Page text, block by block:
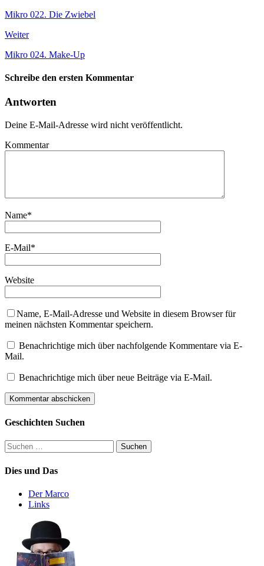
Mikro 022. Die Zwiebel
Weiter
Mikro 024. Make-Up
Schreibe den ersten Kommentar
Antworten
Deine E-Mail-Adresse wird nicht veröffentlicht.
Kommentar
Name*
E-Mail*
Website
Name, E-Mail-Adresse und Website in diesem Browser für
meinen nächsten Kommentar speichern.
Benachrichtige mich über nachfolgende Kommentare via E-
Mail.
Benachrichtige mich über neue Beiträge via E-Mail.
Geschichten Suchen
Suchen
nach:
Dies und Das
Der Marco
Links